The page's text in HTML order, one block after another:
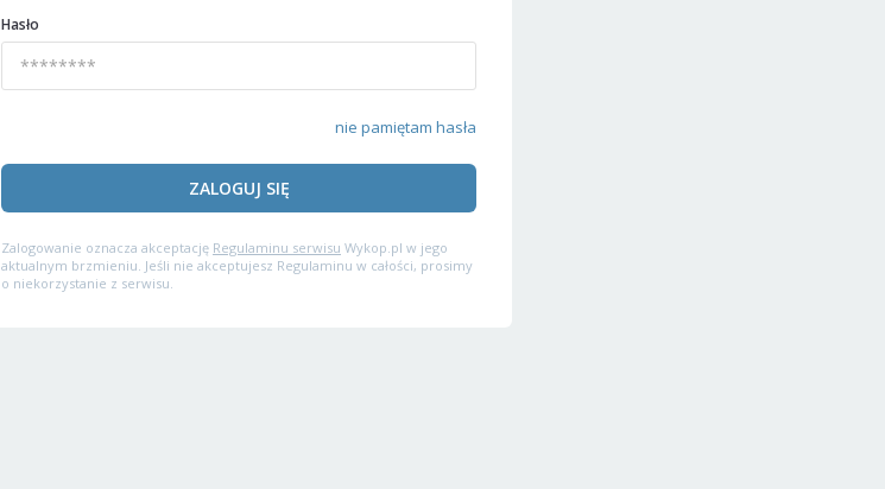
Hasło
nie pamiętam hasła
ZALOGUJ SIĘ
Zalogowanie oznacza akceptację Regulaminu serwisu Wykop.pl w jego
aktualnym brzmieniu. Jeśli nie akceptujesz Regulaminu w całości, prosimy
o niekorzystanie z serwisu.